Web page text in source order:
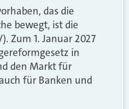
das die
bewegt, ist die
Zum 1. Januar 2027
in
den Markt für
für Banken und